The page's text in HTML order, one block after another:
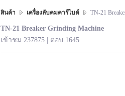
สินค้า เครื่องลับคมคาร์ไบด์ TN-21
TN-21 Breaker Grinding Machine
เข้าชม 237875 | ตอบ 1645